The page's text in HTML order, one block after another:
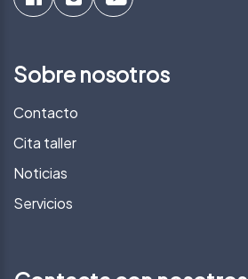
Sobre nosotros
Contacto
Cita taller
Noticias
Servicios